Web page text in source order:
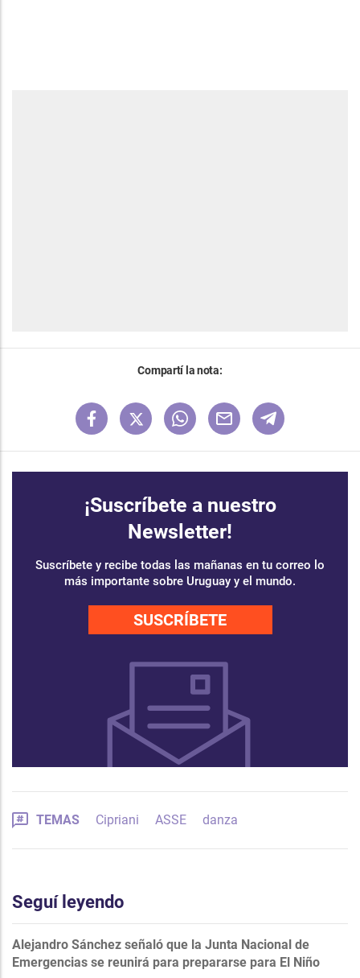
Compartí la nota:
¡Suscríbete a nuestro
Newsletter!
Suscríbete y recibe todas las mañanas en tu correo lo
más importante sobre Uruguay y el mundo.
SUSCRÍBETE
TEMAS Cipriani ASSE danza
Seguí leyendo
Alejandro Sánchez señaló que la Junta Nacional de
Emergencias se reunirá para prepararse para El Niño